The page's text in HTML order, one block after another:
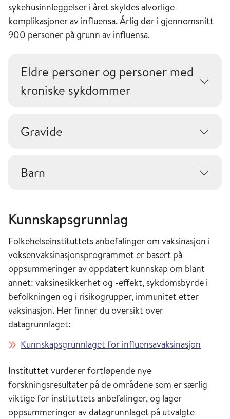
sykehusinnleggelser i året skyldes alvorlige
komplikasjoner av influensa. Årlig dør i gjennomsnitt
900 personer på grunn av influensa.
Eldre personer og personer med
kroniske sykdommer
Gravide
Barn
Kunnskapsgrunnlag
Folkehelseinstituttets anbefalinger om vaksinasjon i
voksenvaksinasjonsprogrammet er basert på
oppsummeringer av oppdatert kunnskap om blant
annet: vaksinesikkerhet og -effekt, sykdomsbyrde i
befolkningen og i risikogrupper, immunitet etter
vaksinasjon. Her finner du oversikt over
datagrunnlaget:
Kunnskapsgrunnlaget for influensavaksinasjon
Instituttet vurderer fortløpende nye
forskningsresultater på de områdene som er særlig
viktige for instituttets anbefalinger, og lager
oppsummeringer av datagrunnlaget på utvalgte